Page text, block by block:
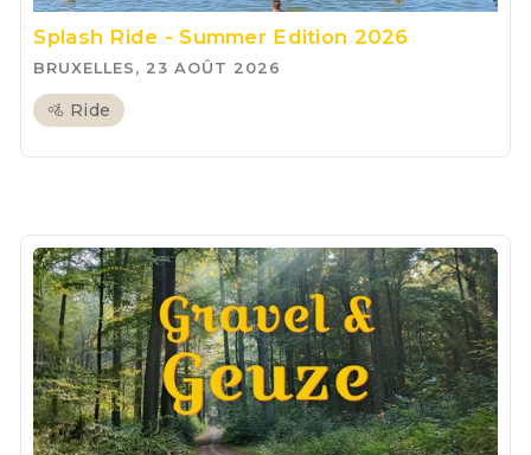
Splash Ride - Summer Edition 2026
BRUXELLES, 23 AOÛT 2026
🚵 Ride